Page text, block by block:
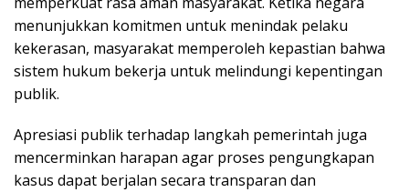
menunjukkan komitmen untuk menindak pelaku
kekerasan, masyarakat memperoleh kepastian bahwa
sistem hukum bekerja untuk melindungi kepentingan
publik.
Apresiasi publik terhadap langkah pemerintah juga
mencerminkan harapan agar proses pengungkapan
kasus dapat berjalan secara transparan dan